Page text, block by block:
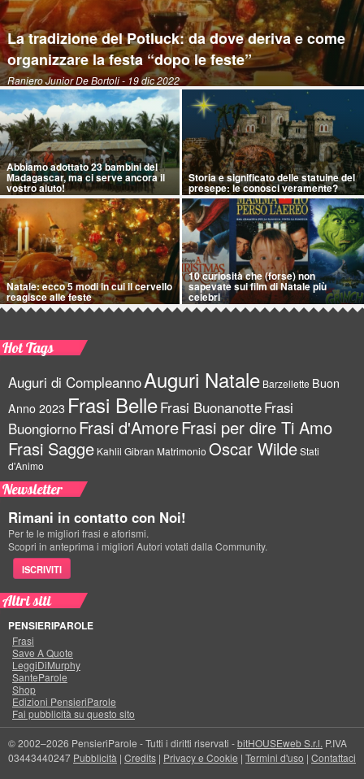
La tradizione del Potluck: da dove deriva e come
organizzare la festa “dopo le feste”
Raniero Junior De Bortoli- 19 dic 2022
Abbiamo adottato 23 bambini del
Madagascar, ma ci serve ancora il
vostro aiuto!
Storia e significato delle statuine del
presepe: le conosci veramente?
Natale: ecco 5 modi in cui il cervello
reagisce alle feste
10 curiosità che (forse) non
sapevate sui film di Natale più
celebri
Hot Tags
Auguri di CompleannoAuguri Natale Barzellette Buon
Anno 2023 Frasi BelleFrasi BuonanotteFrasi
BuongiornoFrasi d'AmoreFrasi per dire Ti Amo
Frasi Sagge Kahlil Gibran Matrimonio Oscar WildeStati
d'Animo
Newsletter
Rimani in contatto con Noi!
Per te le migliori frasi e aforismi.
Scopri in anteprima i migliori Autori votati dalla Community.
ISCRIVITI
Altri siti
PENSIERIPAROLE
Frasi
Save A Quote
LeggiDiMurphy
SanteParole
Shop
Edizioni PensieriParole
Fai pubblicità su questo sito
© 2002–2026 PensieriParole - Tutti i diritti riservati -bitHOUSEweb S.r.l. P.IVA
03443440247 Pubblicità | Credits | Privacy e Cookie | Termini d'uso | Contattaci